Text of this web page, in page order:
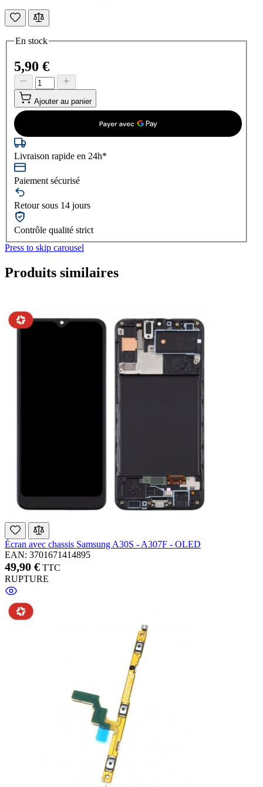
En stock
5,90 €
Ajouter au panier
Livraison rapide en 24h*
Paiement sécurisé
Retour sous 14 jours
Contrôle qualité strict
Press to skip carousel
Produits similaires
Écran avec chassis Samsung A30S - A307F - OLED
EAN: 3701671414895
49,90 € TTC
RUPTURE